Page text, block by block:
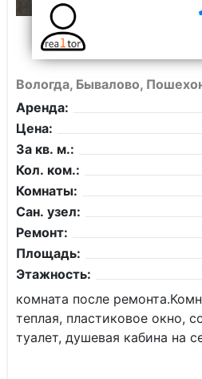
Вологда, Бывалово,
Аренда:
Цена:
За кв. м.:
Кол. ком.:
Комнаты:
Сан. узел:
Ремонт:
Площадь:
Этажность:
комната после
теплая, пластиковое окно,
туалет, душевая кабина на